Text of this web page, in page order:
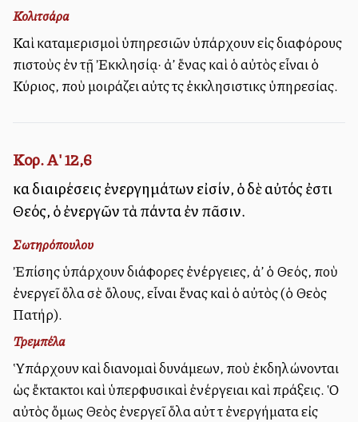
Κολιτσάρα
Καὶ καταμερισμοὶ ὑπηρεσιῶν ὑπάρχουν εἰς διαφόρους
πιστοὺς ἐν τῇ Ἐκκλησίᾳ· ἀλλ’ ἕνας καὶ ὁ αὐτὸς εἶναι ὁ
Κύριος, ποὺ μοιράζει αὐτὰς τὰς ἐκκλησιστικὰς ὑπηρεσίας.
Κορ. Α' 12,6
καὶ διαιρέσεις ἐνεργημάτων εἰσίν, ὁ δὲ αὐτός ἐστι
Θεός, ὁ ἐνεργῶν τὰ πάντα ἐν πᾶσιν.
Σωτηρόπουλου
Ἐπίσης ὑπάρχουν διάφορες ἐνέργειες, ἀλλ’ ὁ Θεός, ποὺ
ἐνεργεῖ ὅλα σὲ ὅλους, εἶναι ἕνας καὶ ὁ αὐτὸς (ὁ Θεὸς
Πατήρ).
Τρεμπέλα
Ὑπάρχουν καὶ διανομαὶ δυνάμεων, ποὺ ἐκδηλώνονται
ὡς ἔκτακτοι καὶ ὑπερφυσικαὶ ἐνέργειαι καὶ πράξεις. Ὁ
αὐτὸς ὅμως Θεὸς ἐνεργεῖ ὅλα αὐτὰ τὰ ἐνεργήματα εἰς